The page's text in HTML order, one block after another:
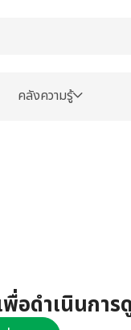
คลังความรู้
อดำเนินการ